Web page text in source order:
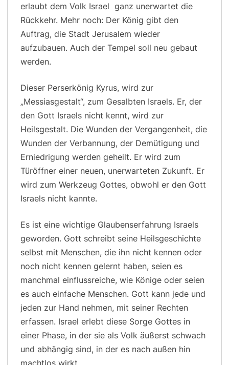
erlaubt dem Volk Israel ganz unerwartet die
Rückkehr. Mehr noch: Der König gibt den
Auftrag, die Stadt Jerusalem wieder
aufzubauen. Auch der Tempel soll neu gebaut
werden.
Dieser Perserkönig Kyrus, wird zur
„Messiasgestalt“, zum Gesalbten Israels. Er, der
den Gott Israels nicht kennt, wird zur
Heilsgestalt. Die Wunden der Vergangenheit, die
Wunden der Verbannung, der Demütigung und
Erniedrigung werden geheilt. Er wird zum
Türöffner einer neuen, unerwarteten Zukunft. Er
wird zum Werkzeug Gottes, obwohl er den Gott
Israels nicht kannte.
Es ist eine wichtige Glaubenserfahrung Israels
geworden. Gott schreibt seine Heilsgeschichte
selbst mit Menschen, die ihn nicht kennen oder
noch nicht kennen gelernt haben, seien es
manchmal einflussreiche, wie Könige oder seien
es auch einfache Menschen. Gott kann jede und
jeden zur Hand nehmen, mit seiner Rechten
erfassen. Israel erlebt diese Sorge Gottes in
einer Phase, in der sie als Volk äußerst schwach
und abhängig sind, in der es nach außen hin
machtlos wirkt.